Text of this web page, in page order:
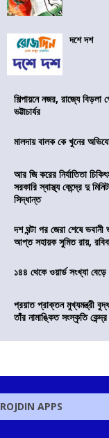
দশে দশ
শিল্পায়নে নজর, রাজ্যে বিড়লা
ভট্টাচার্যর
মালদায় বালক কে খুনের
আর জি করের নির্যাতিতা
সরকারি স্বাস্থ্য কেন্দ্রে দু
সিদ্ধান্ত
দশ ঘন্টা পর জেরা শেষে
আপ্ত সহায়ক সুমিত রায়,
১৪৪ থেকে ওয়ার্ড সংখ্যা
প্রয়াত প্রাক্তন মুখ্যমন্ত্রী
তাঁর নামাঙ্কিত সংস্কৃতি
ROJDIN APPS